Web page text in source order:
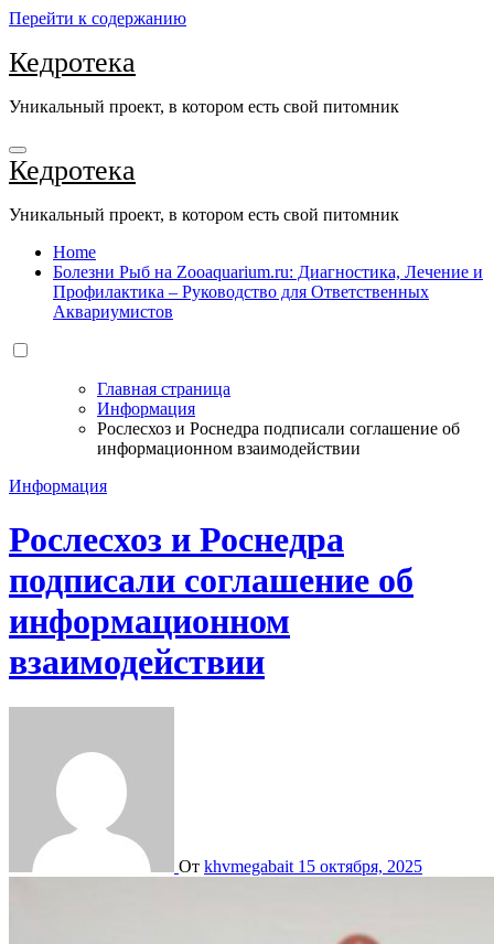
Перейти к содержанию
Кедротека
Уникальный проект, в котором есть свой питомник
Кедротека
Уникальный проект, в котором есть свой питомник
Home
Болезни Рыб на Zooaquarium.ru: Диагностика, Лечение и
Профилактика – Руководство для Ответственных
Аквариумистов
Главная страница
Информация
Рослесхоз и Роснедра подписали соглашение об
информационном взаимодействии
Информация
Рослесхоз и Роснедра
подписали соглашение об
информационном
взаимодействии
От khvmegabait 15 октября, 2025